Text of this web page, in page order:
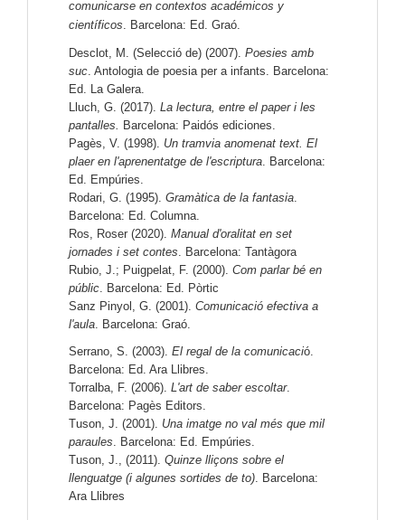
comunicarse en contextos académicos y
científicos . Barcelona: Ed. Graó.
Desclot, M. (Selecció de) (2007). Poesies amb
suc . Antologia de poesia per a infants. Barcelona:
Ed. La Galera.
Lluch, G. (2017). La lectura, entre el paper i les
pantalles.
Barcelona: Paidós ediciones.
Pagès, V. (1998). Un tramvia anomenat text. El
plaer en l'aprenentatge de l'escriptura . Barcelona:
Ed. Empúries.
Rodari, G. (1995). Gramàtica de la fantasia
Barcelona: Ed. Columna.
Ros, Roser (2020). Manual d'oralitat en set
jornades i set contes . Barcelona: Tantàgora
Rubio, J.; Puigpelat, F. (2000). Com parlar bé en
públic . Barcelona: Ed. Pòrtic
Sanz Pinyol, G. (2001). Comunicació efectiva a
l'aula . Barcelona: Graó.
Serrano, S. (2003). El regal de la comunicació.
Barcelona: Ed. Ara Llibres.
Torralba, F. (2006). L'art de saber escoltar.
Barcelona: Pagès Editors.
Tuson, J. (2001). Una imatge no val més que mil
paraules . Barcelona: Ed. Empúries.
Tuson, J., (2011). Quinze lliçons sobre el
llenguatge (i algunes sortides de to) . Barcelona:
Ara Llibres